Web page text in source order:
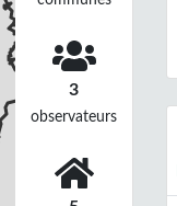
3
observateurs